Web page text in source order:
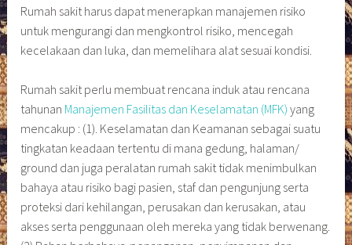
Rumah sakit harus dapat menerapkan manajemen risiko
untuk mengurangi dan mengkontrol risiko, mencegah
kecelakaan dan luka, dan memelihara alat sesuai kondisi.
Rumah sakit perlu membuat rencana induk atau rencana
tahunan Manajemen Fasilitas dan Keselamatan (MFK) yang
mencakup : (1). Keselamatan dan Keamanan sebagai suatu
tingkatan keadaan tertentu di mana gedung, halaman/
ground dan juga peralatan rumah sakit tidak menimbulkan
bahaya atau risiko bagi pasien, staf dan pengunjung serta
proteksi dari kehilangan, perusakan dan kerusakan, atau
akses serta penggunaan oleh mereka yang tidak berwenang.